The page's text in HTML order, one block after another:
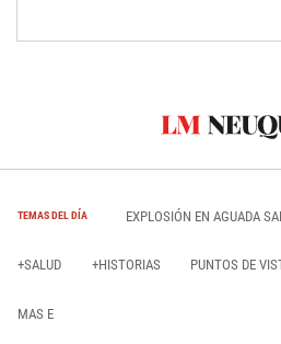
TEMAS DEL DÍA EXPLOSIÓN EN AGUADA
+SALUD +HISTORIAS PUNTOS DE
MAS E